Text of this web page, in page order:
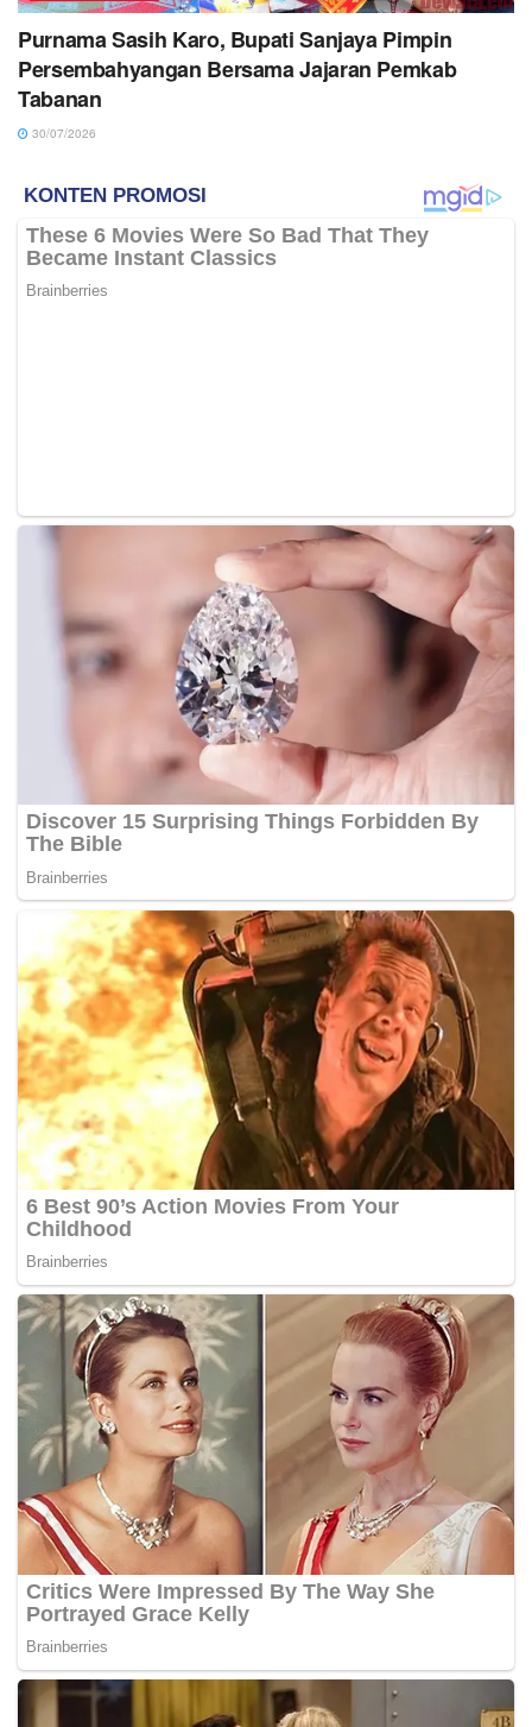
Purnama Sasih Karo, Bupati Sanjaya Pimpin
Persembahyangan Bersama Jajaran Pemkab
Tabanan
30/07/2026